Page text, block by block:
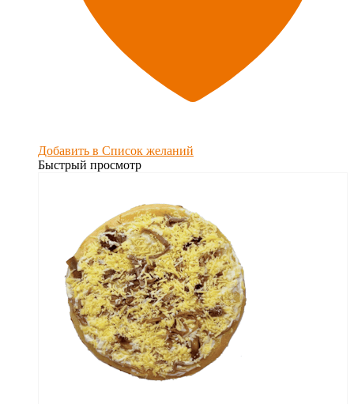
Добавить в Список желаний
Быстрый просмотр